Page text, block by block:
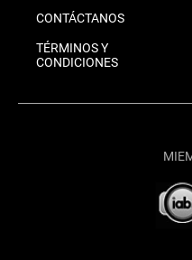
CONTÁCTANOS
TÉRMINOS Y
CONDICIONES